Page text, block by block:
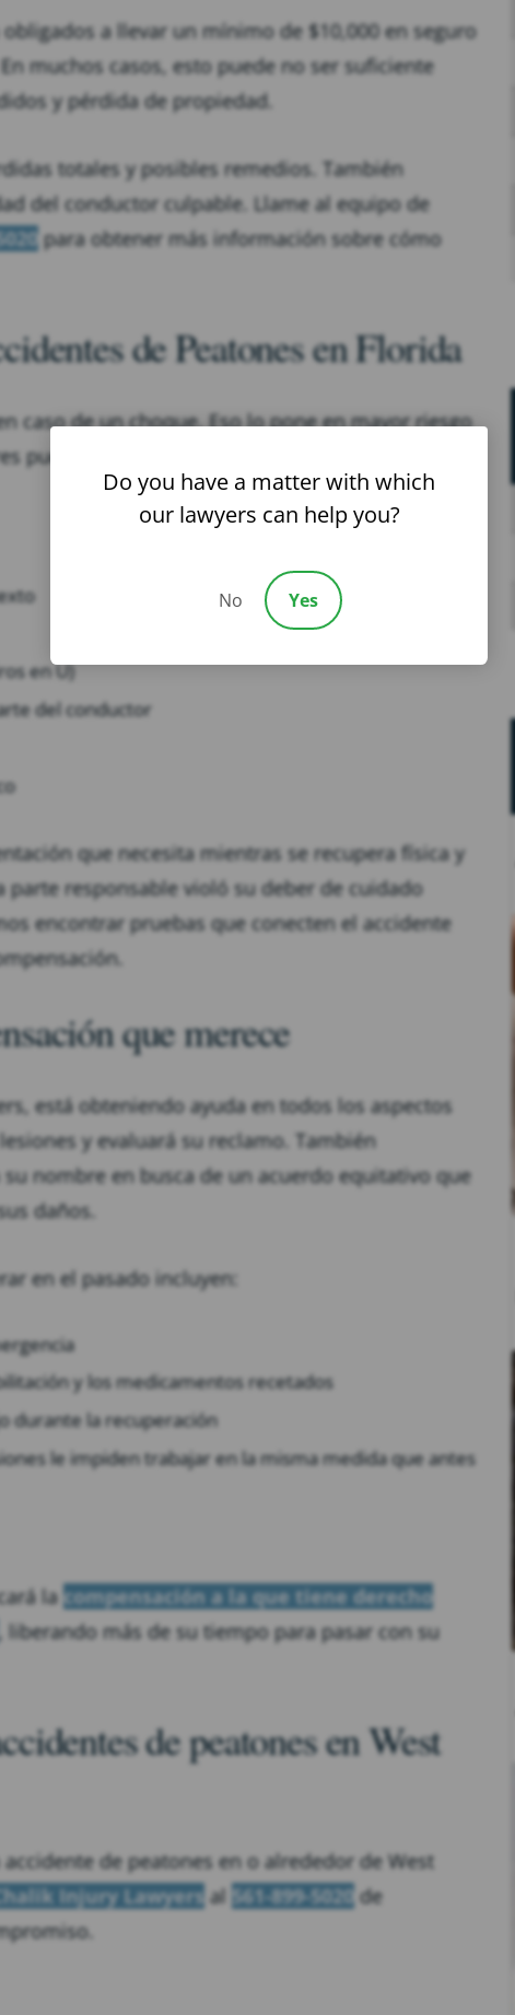
a llevar un mínimo de $10,000 en seguro
muchos casos, esto puede no ser suficiente
y pérdida de propiedad.
totales y posibles remedios. También
del conductor culpable. Llame al equipo de
para obtener más información sobre cómo
de Peatones en Florida
caso de un choque. Eso lo pone en mayor riesgo
pueden contribuir a un accidente de peatones,
en U)
del conductor
que necesita mientras se recupera física y
responsable violó su deber de cuidado
encontrar pruebas que conecten el accidente
que merece
está obteniendo ayuda en todos los aspectos
y evaluará su reclamo. También
nombre en busca de un acuerdo equitativo que
daños.
en el pasado incluyen:
y los medicamentos recetados
durante la recuperación
le impiden trabajar en la misma medida que antes
la compensación a la que tiene derecho
, liberando más de su tiempo para pasar con su
de peatones en West
de peatones en o alrededor de West
Injury Lawyers al 561-899-5020 de
Do you have a matter with which
our lawyers can help you?
No Yes